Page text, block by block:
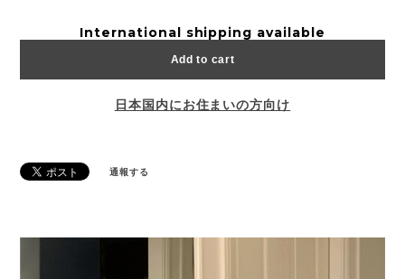
International shipping available
Add to cart
日本国内にお住まいの方向け
通報する